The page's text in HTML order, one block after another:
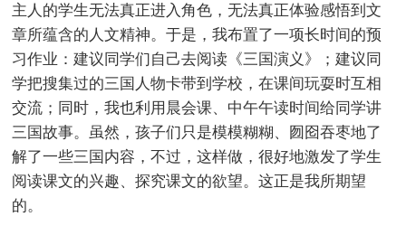
主人的学生无法真正进入角色，无法真正体验感悟到文
章所蕴含的人文精神。于是，我布置了一项长时间的预
习作业：建议同学们自己去阅读《三国演义》；建议同
学把搜集过的三国人物卡带到学校，在课间玩耍时互相
交流；同时，我也利用晨会课、中午午读时间给同学讲
三国故事。虽然，孩子们只是模模糊糊、囫囵吞枣地了
解了一些三国内容，不过，这样做，很好地激发了学生
阅读课文的兴趣、探究课文的欲望。这正是我所期望
的。